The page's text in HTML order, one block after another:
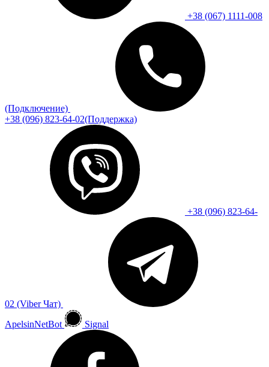
+38 (067) 1111-008
(Подключение)
+38 (096) 823-64-02(Поддержка)
+38 (096) 823-64-
02 (Viber Чат)
ApelsinNetBot
Signal